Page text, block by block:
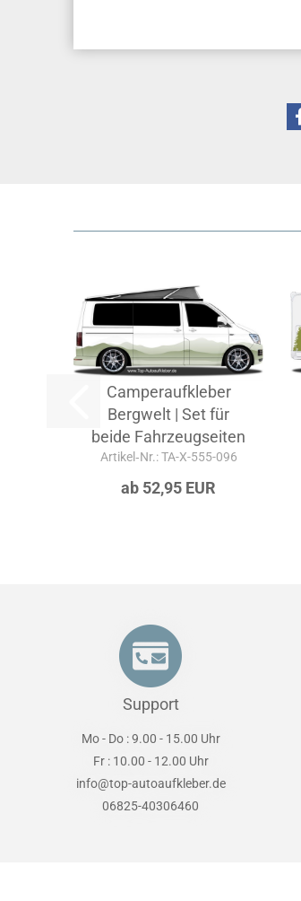
Camperaufkleber
Bergwelt | Set für
beide Fahrzeugseiten
Artikel‑Nr.: TA-X-555-096
ab 52,95 EUR
Support
Mo - Do : 9.00 - 15.00 Uhr
Fr : 10.00 - 12.00 Uhr
info@top-autoaufkleber.de
06825-40306460